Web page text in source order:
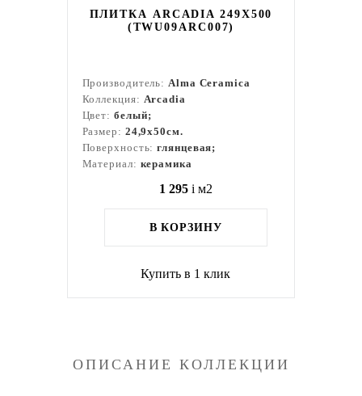
ПЛИТКА ARCADIA 249X500
(TWU09ARC007)
Производитель:Alma Ceramica
Коллекция: Arcadia
Цвет: белый;
Размер: 24,9x50см.
Поверхность:глянцевая;
Материал: керамика
1 295 i м2
В КОРЗИНУ
Купить в 1 клик
ОПИСАНИЕ КОЛЛЕКЦИИ